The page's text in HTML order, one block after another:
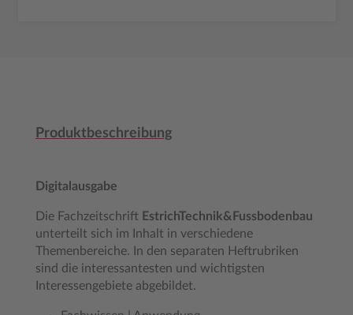
Produktbeschreibung
Digitalausgabe
Die Fachzeitschrift EstrichTechnik&Fussbodenbau
unterteilt sich im Inhalt in verschiedene
Themenbereiche. In den separaten Heftrubriken
sind die interessantesten und wichtigsten
Interessengebiete abgebildet.